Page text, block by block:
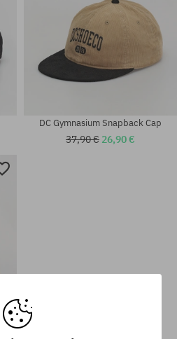
DC Gymnasium Snapback Cap
37,90 € 26,90 €